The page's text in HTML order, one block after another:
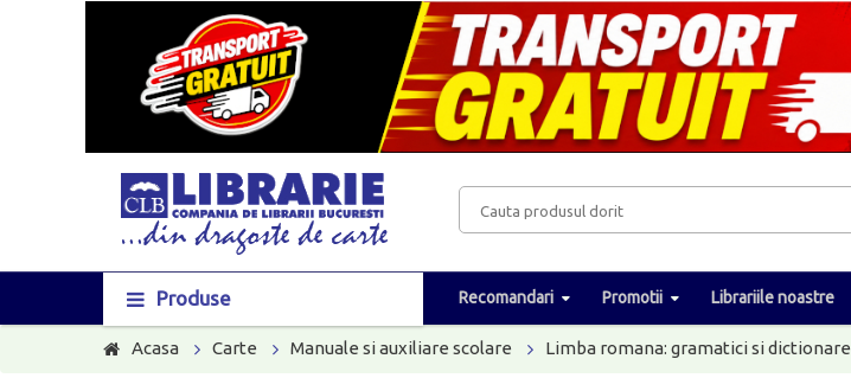
Produse Recomandari Promotii Librariile noastre
Acasa Carte Manuale si auxiliare scolare Limba romana: gramatici si dictionare